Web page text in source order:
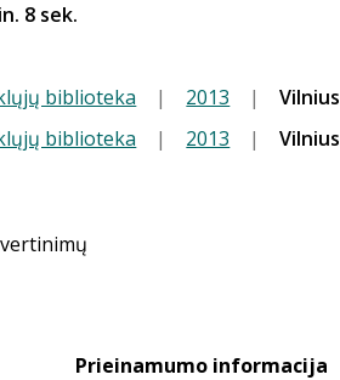
8 sek.
biblioteka | 2013 |
Vilnius
biblioteka | 2013 | Vilnius
Prieinamumo informacija